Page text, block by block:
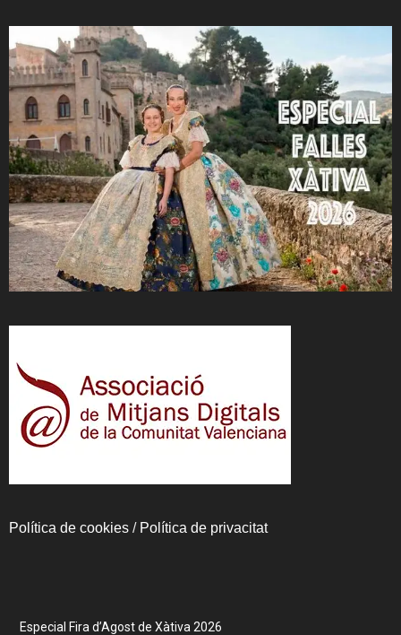
Política de cookies / Política de privacitat
Especial Fira d’Agost de Xàtiva 2026